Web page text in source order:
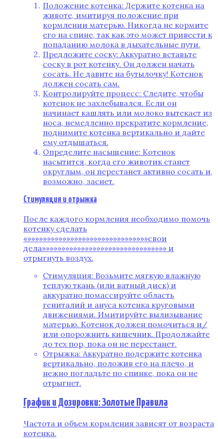
Положение котенка: Держите котенка на
животе, имитируя положение при
кормлении матерью. Никогда не кормите
его на спине, так как это может привести к
попаданию молока в дыхательные пути.
Предложите соску: Аккуратно вставьте
соску в рот котенку. Он должен начать
сосать. Не давите на бутылочку! Котенок
должен сосать сам.
Контролируйте процесс: Следите, чтобы
котенок не захлебывался. Если он
начинает кашлять или молоко вытекает из
носа, немедленно прекратите кормление,
поднимите котенка вертикально и дайте
ему отдышаться.
Определите насыщение: Котенок
насытится, когда его животик станет
округлым, он перестанет активно сосать и,
возможно, заснет.
Стимуляция и отрыжка
После каждого кормления необходимо помочь
котенку сделать
«»»»»»»»»»»»»»»»»»»»»»»»»»»»»»»»свои
дела»»»»»»»»»»»»»»»»»»»»»»»»»»»»»»»» и
отрыгнуть воздух.
Стимуляция: Возьмите мягкую влажную
теплую ткань (или ватный диск) и
аккуратно помассируйте область
гениталий и ануса котенка круговыми
движениями. Имитируйте вылизывание
матерью. Котенок должен помочиться и/
или опорожнить кишечник. Продолжайте
до тех пор, пока он не перестанет.
Отрыжка: Аккуратно подержите котенка
вертикально, положив его на плечо, и
нежно погладьте по спинке, пока он не
отрыгнет.
График и Дозировки: Золотые Правила
Частота и объем кормления зависят от возраста
котенка.